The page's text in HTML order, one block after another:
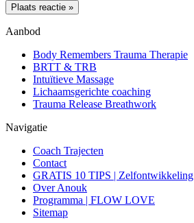
Aanbod
Body Remembers Trauma Therapie
BRTT & TRB
Intuïtieve Massage
Lichaamsgerichte coaching
Trauma Release Breathwork
Navigatie
Coach Trajecten
Contact
GRATIS 10 TIPS | Zelfontwikkeling
Over Anouk
Programma | FLOW LOVE
Sitemap